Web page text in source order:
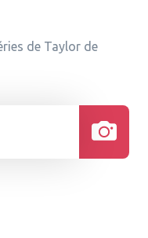
de Taylor de